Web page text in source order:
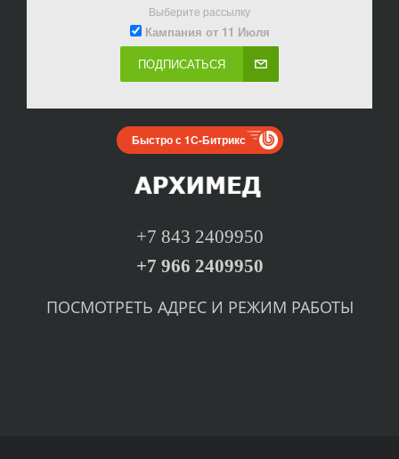
Выберите рассылку
Кампания от 11 Июля
ПОДПИСАТЬСЯ
Быстро с 1С-Битрикс
+7 843 2409950
+7 966 2409950
ПОСМОТРЕТЬ АДРЕС И РЕЖИМ РАБОТЫ